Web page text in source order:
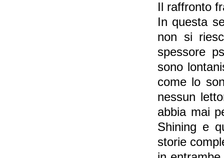
Il raffronto
In questa
non si
spessore
sono
come lo
nessun
abbia mai
Shining e
storie